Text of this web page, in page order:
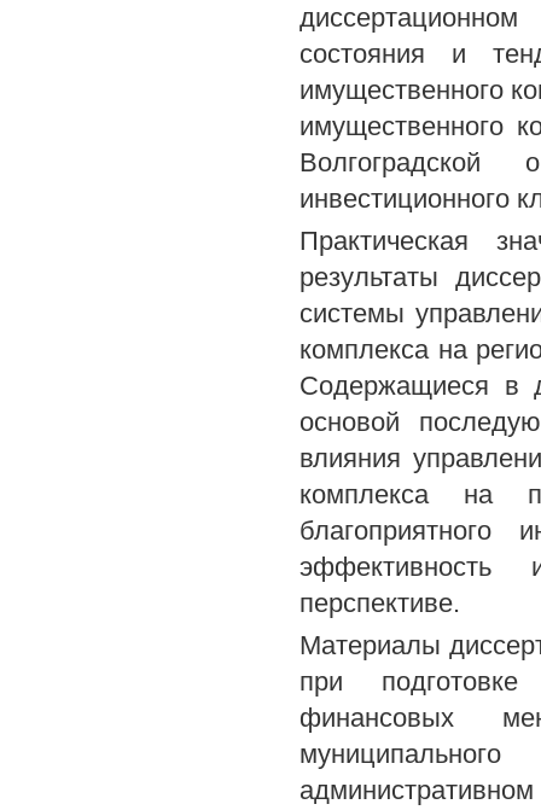
состояния и
имущественного
имущественного
Волгоградской
инвестиционного
Практическая
результаты
системы
комплекса на
Содержащиеся в
основой
влияния
комплекса на
благоприятного
эффективность
перспективе.
Материалы
при
финансовых